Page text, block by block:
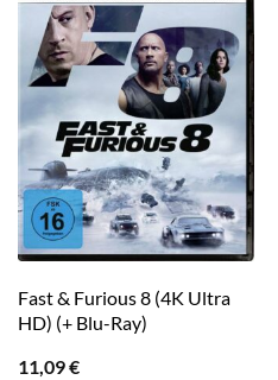
Fast & Furious 8 (4K Ultra
HD) (+ Blu-Ray)
11,09€